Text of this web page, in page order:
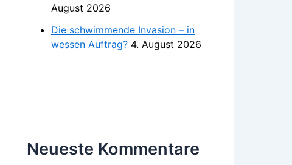
August 2026
Die schwimmende Invasion – in
wessen Auftrag? 4. August 2026
Neueste Kommentare